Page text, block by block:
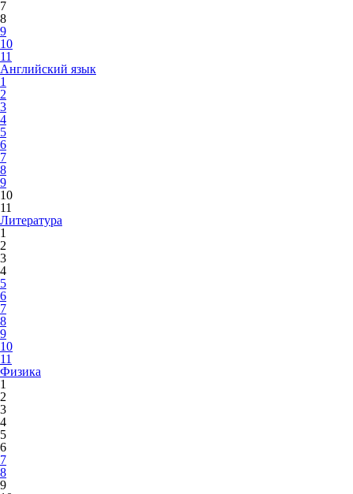
7
8
9
10
11
Английский язык
1
2
3
4
5
6
7
8
9
10
11
Литература
1
2
3
4
5
6
7
8
9
10
11
Физика
1
2
3
4
5
6
7
8
9